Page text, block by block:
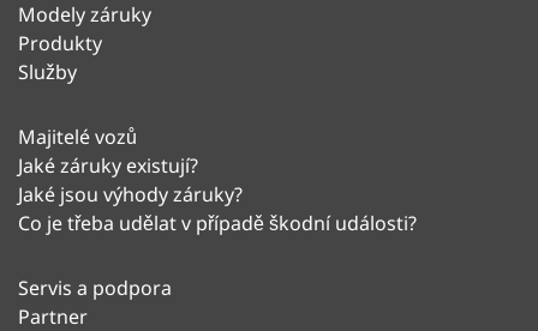
Modely záruky
Produkty
Služby
Majitelé vozů
Jaké záruky existují?
Jaké jsou výhody záruky?
Co je třeba udělat v případě škodní události?
Servis a podpora
Partner